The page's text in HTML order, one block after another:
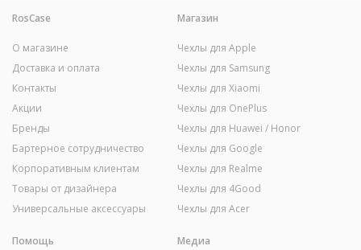
RosCase
О магазине
Доставка и оплата
Контакты
Акции
Бренды
Бартерное сотрудничество
Корпоративным клиентам
Товары от дизайнера
Универсальные аксессуары
Магазин
Чехлы для Apple
Чехлы для Samsung
Чехлы для Xiaomi
Чехлы для OnePlus
Чехлы для Huawei / Honor
Чехлы для Google
Чехлы для Realme
Чехлы для 4Good
Чехлы для Acer
Помощь Медиа